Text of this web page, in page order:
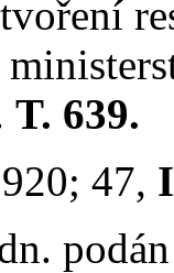
T. 639.
47,